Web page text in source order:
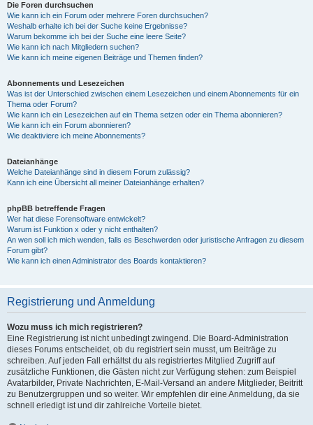
Die Foren durchsuchen
Wie kann ich ein Forum oder mehrere Foren durchsuchen?
Weshalb erhalte ich bei der Suche keine Ergebnisse?
Warum bekomme ich bei der Suche eine leere Seite?
Wie kann ich nach Mitgliedern suchen?
Wie kann ich meine eigenen Beiträge und Themen finden?
Abonnements und Lesezeichen
Was ist der Unterschied zwischen einem Lesezeichen und einem Abonnements für ein
Thema oder Forum?
Wie kann ich ein Lesezeichen auf ein Thema setzen oder ein Thema abonnieren?
Wie kann ich ein Forum abonnieren?
Wie deaktiviere ich meine Abonnements?
Dateianhänge
Welche Dateianhänge sind in diesem Forum zulässig?
Kann ich eine Übersicht all meiner Dateianhänge erhalten?
phpBB betreffende Fragen
Wer hat diese Forensoftware entwickelt?
Warum ist Funktion x oder y nicht enthalten?
An wen soll ich mich wenden, falls es Beschwerden oder juristische Anfragen zu diesem
Forum gibt?
Wie kann ich einen Administrator des Boards kontaktieren?
Registrierung und Anmeldung
Wozu muss ich mich registrieren?
Eine Registrierung ist nicht unbedingt zwingend. Die Board-Administration
dieses Forums entscheidet, ob du registriert sein musst, um Beiträge zu
schreiben. Auf jeden Fall erhältst du als registriertes Mitglied Zugriff auf
zusätzliche Funktionen, die Gästen nicht zur Verfügung stehen: zum Beispiel
Avatarbilder, Private Nachrichten, E-Mail-Versand an andere Mitglieder, Beitritt
zu Benutzergruppen und so weiter. Wir empfehlen dir eine Anmeldung, da sie
schnell erledigt ist und dir zahlreiche Vorteile bietet.